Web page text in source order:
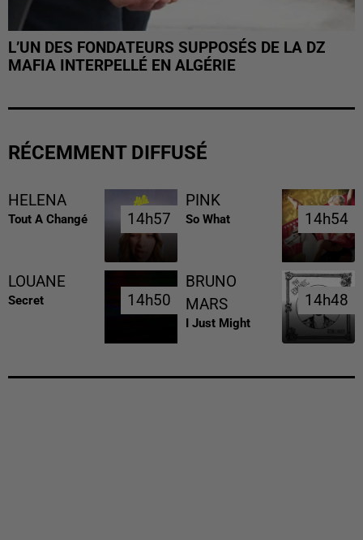
L’UN DES FONDATEURS SUPPOSÉS DE LA DZ
MAFIA INTERPELLÉ EN ALGÉRIE
RÉCEMMENT DIFFUSÉ
HELENA
Tout A Changé 14h57
14h57
PINK
So What 14h54
14h54
LOUANE
Secret 14h50
14h50
BRUNO
MARS
I Just Might
14h48
14h48